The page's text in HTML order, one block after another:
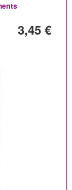
3,45 €